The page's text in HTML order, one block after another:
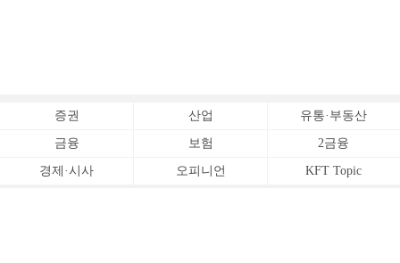
증권 산업 유통·부동산
금융 보험 2금융
경제·시사 오피니언 KFT Topic